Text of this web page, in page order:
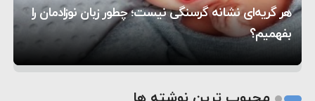
سختی خواهند گرفت
سنتکام پایان تجاوز جدید به ایران را اعلام کرد
۶:۰۵
هر گریه‌ای نشانه گرسنگی نیست؛ چطور زبان نوزادمان را
بفهمیم؟
تغذیه پدر می‌تواند بر سلامت نوزاد تأثیر بگذارد
روی دیگر زندگی
2